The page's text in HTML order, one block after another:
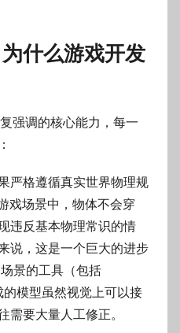
什么游戏开发
强调的核心能力，每一
严格遵循真实世界物理规
戏场景中，物体不会穿
违反基本物理常识的情
说，这是一个巨大的进步
景的工具（包括
模型虽然视觉上可以接
需要大量人工修正。